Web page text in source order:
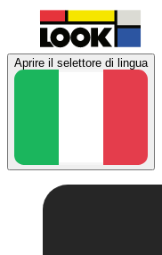
Aprire il selettore di lingua